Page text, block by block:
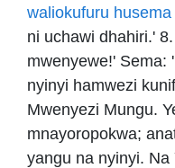
waliokufuru
ni uchawi dhahiri.' 8.
mwenyewe!' Sema:
nyinyi hamwezi
Mwenyezi Mungu.
mnayoropokwa;
yangu na nyinyi. Na